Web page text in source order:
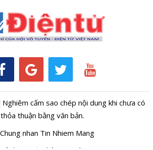
Nghiêm cấm sao chép nội dung khi chưa có
thỏa thuận bằng văn bản.